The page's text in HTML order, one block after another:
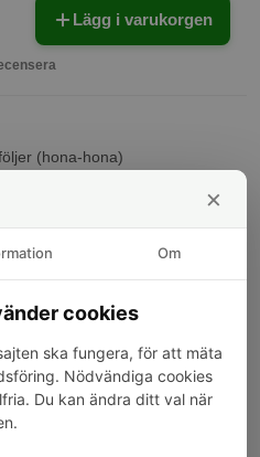
Lägg i varukorgen
(hona-hona)
×
Om
cookies
ska fungera, för att mäta
Nödvändiga cookies
Du kan ändra ditt val när